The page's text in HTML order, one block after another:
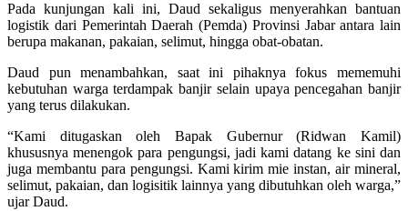
Pada kunjungan kali ini, Daud sekaligus menyerahkan bantuan
logistik dari Pemerintah Daerah (Pemda) Provinsi Jabar antara lain
berupa makanan, pakaian, selimut, hingga obat-obatan.
Daud pun menambahkan, saat ini pihaknya fokus mememuhi
kebutuhan warga terdampak banjir selain upaya pencegahan banjir
yang terus dilakukan.
“Kami ditugaskan oleh Bapak Gubernur (Ridwan Kamil)
khususnya menengok para pengungsi, jadi kami datang ke sini dan
juga membantu para pengungsi. Kami kirim mie instan, air mineral,
selimut, pakaian, dan logisitik lainnya yang dibutuhkan oleh warga,”
ujar Daud.